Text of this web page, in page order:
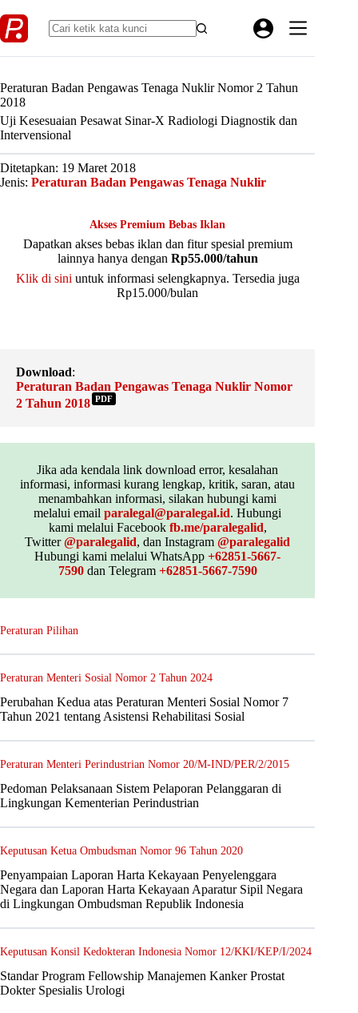
to
content
Peraturan Badan Pengawas Tenaga Nuklir Nomor 2 Tahun
2018
Uji Kesesuaian Pesawat Sinar-X Radiologi Diagnostik dan
Intervensional
Ditetapkan: 19 Maret 2018
Jenis: Peraturan Badan Pengawas Tenaga Nuklir
Akses Premium Bebas Iklan
Dapatkan akses bebas iklan dan fitur spesial premium
lainnya hanya dengan Rp55.000/tahun
Klik di sini untuk informasi selengkapnya. Tersedia juga
Rp15.000/bulan
Download:
Peraturan Badan Pengawas Tenaga Nuklir Nomor
2 Tahun 2018 PDF
Jika ada kendala link download error, kesalahan
informasi, informasi kurang lengkap, kritik, saran, atau
menambahkan informasi, silakan hubungi kami
melalui emailparalegal@paralegal.id. Hubungi
kami melalui Facebook fb.me/paralegalid,
Twitter@paralegalid, dan Instagram@paralegalid
Hubungi kami melalui WhatsApp+62851-5667-
7590dan Telegram +62851-5667-7590
Peraturan Pilihan
Peraturan Menteri Sosial Nomor 2 Tahun 2024
Perubahan Kedua atas Peraturan Menteri Sosial Nomor 7
Tahun 2021 tentang Asistensi Rehabilitasi Sosial
Peraturan Menteri Perindustrian Nomor 20/M-IND/PER/2/2015
Pedoman Pelaksanaan Sistem Pelaporan Pelanggaran di
Lingkungan Kementerian Perindustrian
Keputusan Ketua Ombudsman Nomor 96 Tahun 2020
Penyampaian Laporan Harta Kekayaan Penyelenggara
Negara dan Laporan Harta Kekayaan Aparatur Sipil Negara
di Lingkungan Ombudsman Republik Indonesia
Keputusan Konsil Kedokteran Indonesia Nomor 12/KKI/KEP/I/2024
Standar Program Fellowship Manajemen Kanker Prostat
Dokter Spesialis Urologi